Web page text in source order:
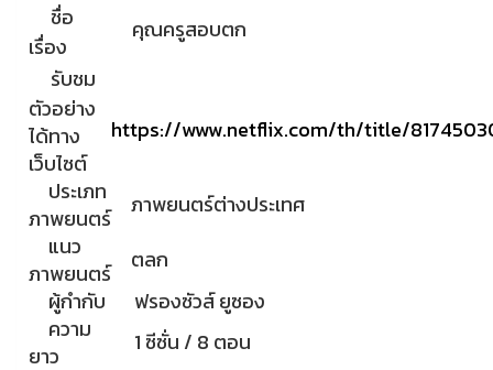
ชื่อ
เรื่อง
คุณครูสอบตก
รับชม
ตัวอย่าง
ได้ทาง
เว็บไซต์
https://www.netflix.com/th/title/
ประเภท
ภาพยนตร์
ภาพยนตร์ต่างประเทศ
แนว
ภาพยนตร์
ตลก
ผู้กำกับ
ฟรองซัวส์ ยูซอง
ความ
ยาว
1 ซีซั่น / 8 ตอน